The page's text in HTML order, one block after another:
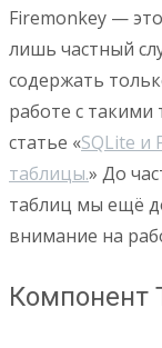
Firemonkey —
лишь частный
содержать
работе с
статье «SQLite и
таблицы.» До
таблиц мы ещё
внимание на
Компонент